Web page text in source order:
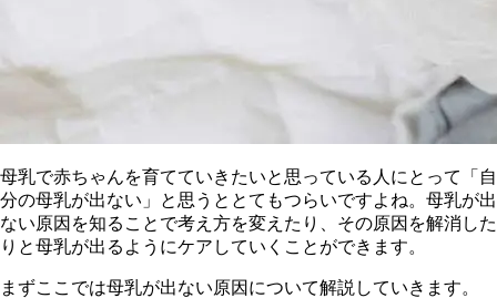
母乳で赤ちゃんを育てていきたいと思っている人にとって「自
分の母乳が出ない」と思うととてもつらいですよね。母乳が出
ない原因を知ることで考え方を変えたり、その原因を解消した
りと母乳が出るようにケアしていくことができます。
まずここでは母乳が出ない原因について解説していきます。